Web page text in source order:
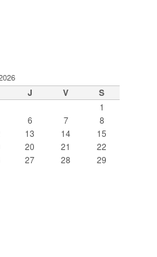
J V S
1
6 7
8
13 14
15
20 21
22
27 28
29